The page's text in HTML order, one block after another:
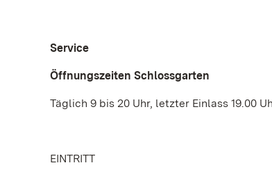
Service
Öffnungszeiten Schlossgarten
Täglich 9 bis 20 Uhr, letzter Einlass 19.00
EINTRITT